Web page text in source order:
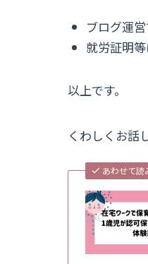
ブログ運
就労証明
以上です。
くわしくお話
あわせて読